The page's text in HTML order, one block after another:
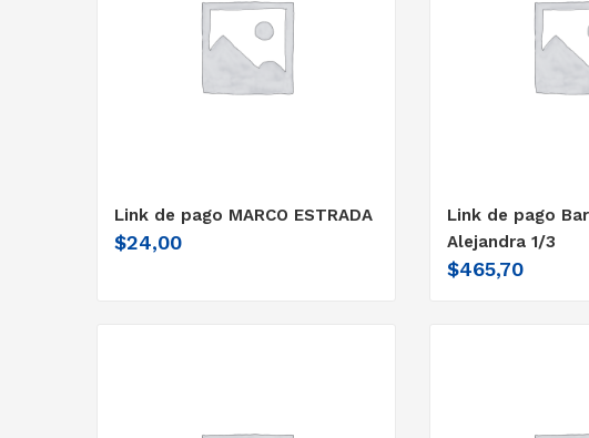
Link de pago MARCO ESTRADA
$24,00
Link de pago
Alejandra 1/3
$465,70